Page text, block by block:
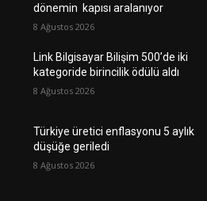
dönemin kapısı aralanıyor
8 Ağustos 2026
Link Bilgisayar Bilişim 500’de iki
kategoride birincilik ödülü aldı
8 Ağustos 2026
Türkiye üretici enflasyonu 5 aylık
düşüğe geriledi
8 Ağustos 2026